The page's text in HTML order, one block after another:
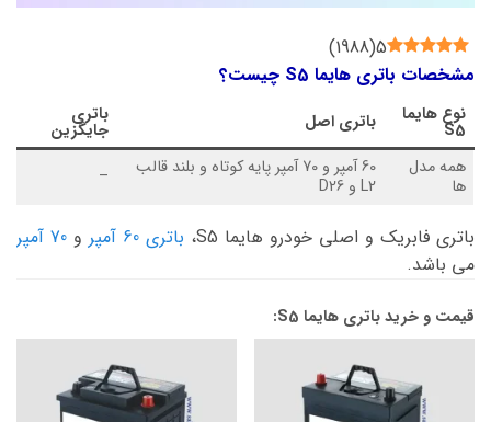
5
(
1988
)
مشخصات باتری هایما S5 چیست؟
نوع هایما
S5 باتری اصل باتری
جایگزین
همه مدل
ها
60 آمپر و 70 آمپر پایه کوتاه و بلند قالب
L2 و D26 –
باتری فابریک و اصلی خودرو هایما S5، باتری 60 آمپر و 70 آمپر
می باشد.
قیمت و خرید باتری هایما S5: